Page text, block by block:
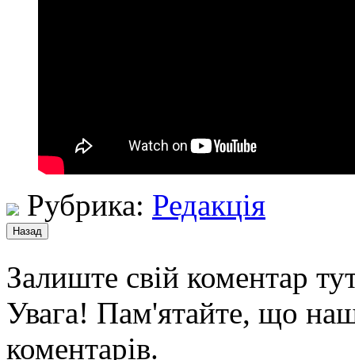
Рубрика: Редакція
Залиште свій коментар
Увага! Пам'ятайте, що
коментарів.